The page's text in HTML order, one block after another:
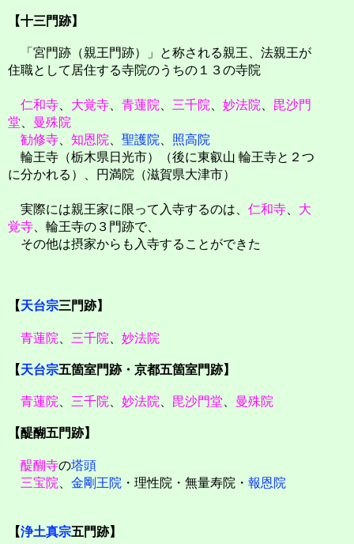
【十三門跡】
「宮門跡（親王門跡）」と称される親王、法親王が
住職として居住する寺院のうちの１３の寺院
仁和寺 大覚寺 青蓮院 三千院 妙法院
毘沙門
堂
曼殊院
勧修寺
知恩院 聖護院
照高院
輪王寺（栃木県日光市）（後に東叡山 輪王寺と２つ
に分かれる）、円満院（滋賀県大津市）
実際には親王家に限って入寺するのは、 仁和寺
大
覚寺 、輪王寺の３門跡で、
その他は摂家からも入寺することができた
【天台宗三門跡】
青蓮院 三千院 妙法院
【天台宗五箇室門跡・京都五箇室門跡】
青蓮院 三千院 妙法院 毘沙門堂 曼殊院
【醍醐五門跡】
醍醐寺の塔頭
三宝院
金剛王院 ・理性院・無量寿院・ 報恩院
【浄土真宗五門跡】